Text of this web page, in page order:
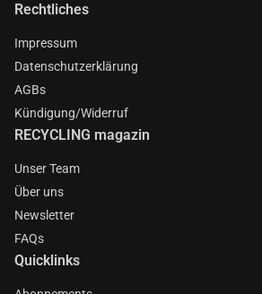
Rechtliches
Impressum
Datenschutzerklärung
AGBs
Kündigung/Widerruf
RECYCLING magazin
Unser Team
Über uns
Newsletter
FAQs
Quicklinks